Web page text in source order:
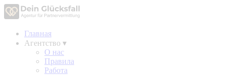
Главная
Агентство ▾
О нас
Правила
Работа